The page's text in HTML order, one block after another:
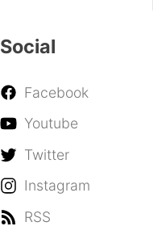
Social
Facebook
Youtube
Twitter
Instagram
RSS